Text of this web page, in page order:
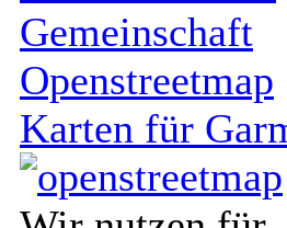
Gemeinschaft
Openstreetmap
Karten für